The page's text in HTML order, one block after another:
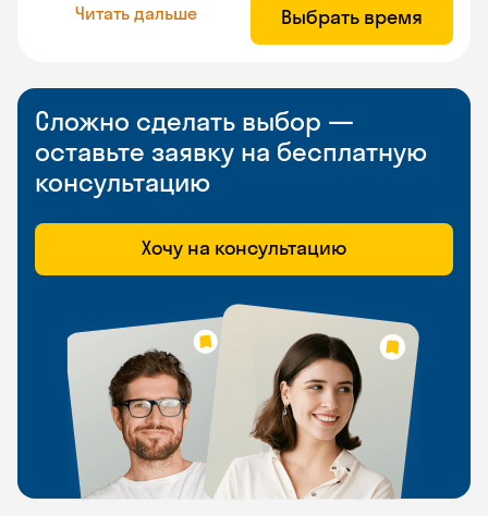
Читать дальше Выбрать время
Сложно сделать выбор —
оставьте заявку на бесплатную
консультацию
Хочу на консультацию